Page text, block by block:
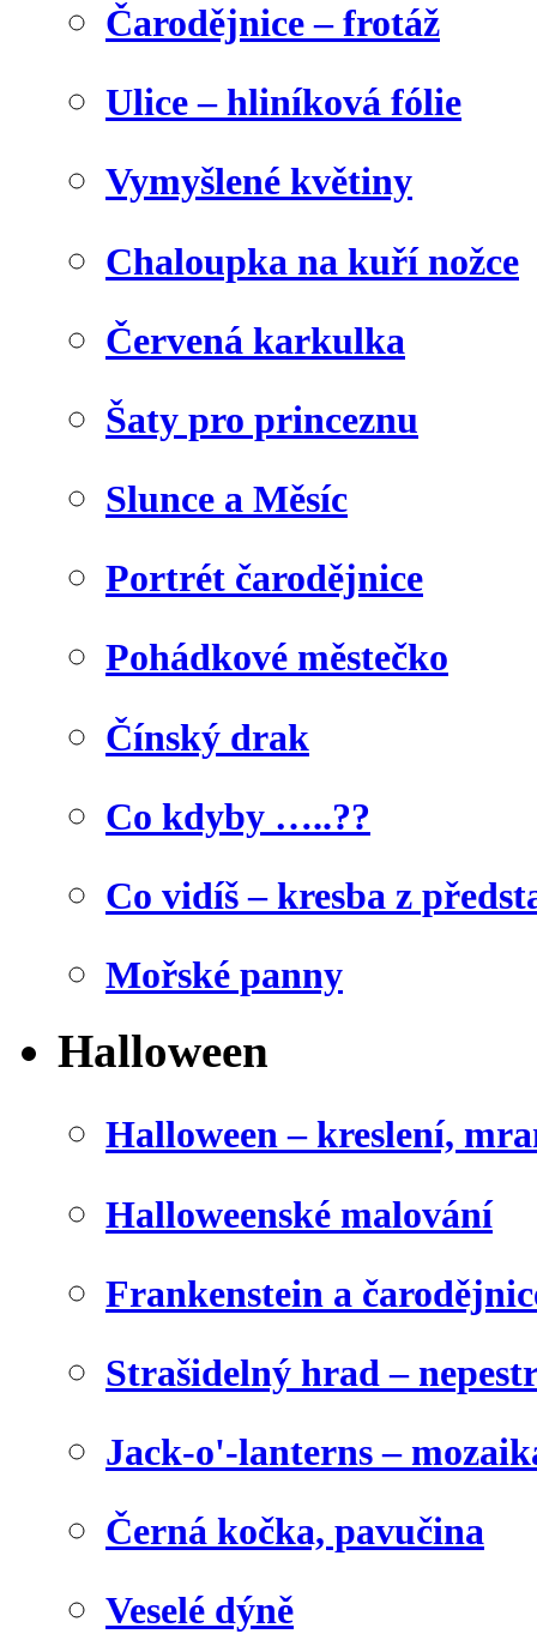
Čarodějnice – frotáž
Ulice – hliníková fólie
Vymyšlené květiny
Chaloupka na kuří nožce
Červená karkulka
Šaty pro princeznu
Slunce a Měsíc
Portrét čarodějnice
Pohádkové městečko
Čínský drak
Co kdyby …..??
Co vidíš – kresba z
Mořské panny
Halloween
Halloween – kreslení,
Halloweenské malování
Frankenstein a
Strašidelný hrad –
Jack-o'-lanterns –
Černá kočka, pavučina
Veselé dýně